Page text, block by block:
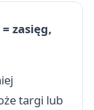
zasięg,
targi lub